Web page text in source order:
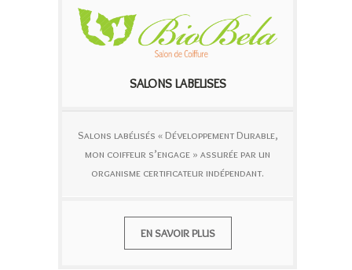
SALONS LABELISES
Salons labélisés « Développement Durable,
mon coiffeur s’engage » assurée par un
organisme certificateur indépendant.
EN SAVOIR PLUS